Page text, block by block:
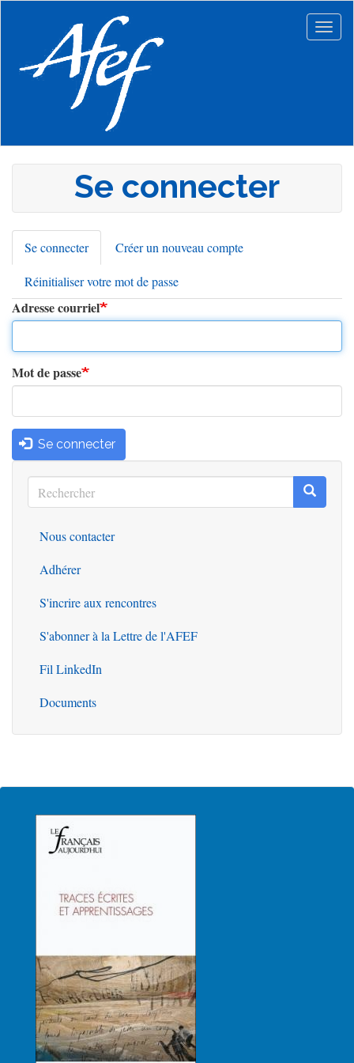
principal
Se connecter
Onglets
principaux
Se connecter(onglet
actif)
Créer un nouveau compte
Réinitialiser votre mot de passe
Adresse courriel
Mot de passe
Se connecter
Rechercher
Rechercher
Outils
Nous contacter
Adhérer
S'incrire aux rencontres
S'abonner à la Lettre de l'AFEF
Fil LinkedIn
Documents